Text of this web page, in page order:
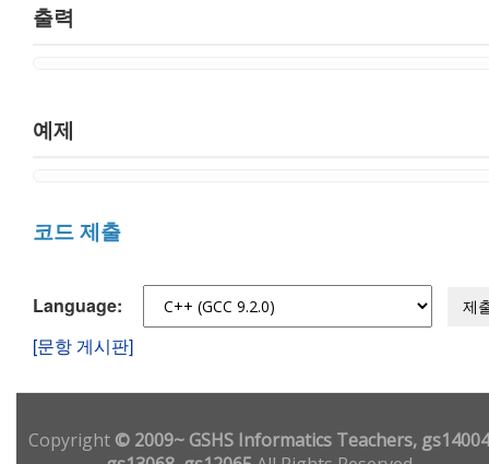
출력
예제
코드 제출
Language: 제
[문항 게시판]
Copyright© 2009~ GSHS Informatics Teachers,